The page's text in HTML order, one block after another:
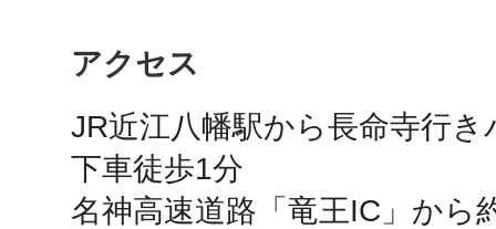
アクセス
JR近江八幡駅から長命寺行
下車徒歩1分
名神高速道路「竜王IC」から
シモキ